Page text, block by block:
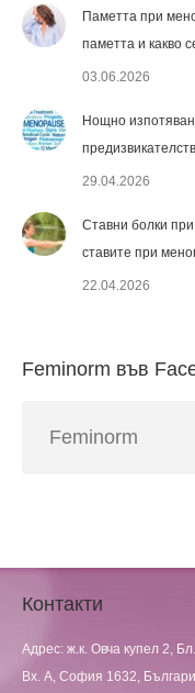
Паметта при
паметта и какво
03.06.2026
Нощно
29.04.2026
Ставни болки
ставите при
22.04.2026
Feminorm във
Feminorm
Контакти
Адрес: ж.к. Овча купел 2,
Вх. А, София 1632,